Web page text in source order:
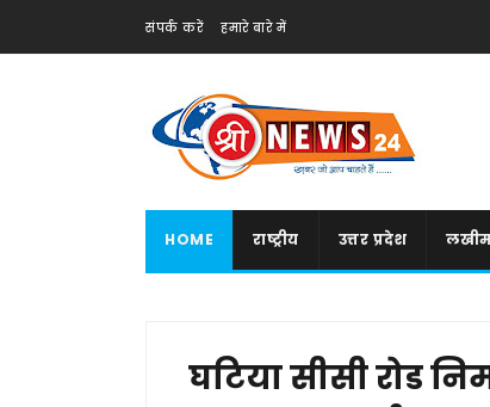
संपर्क करें हमारे बारे में
HOME राष्ट्रीय उत्तर प्रदेश
घटिया सीसी रोड